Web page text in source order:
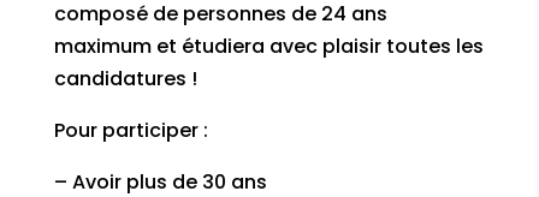
composé de personnes de 24 ans
maximum et étudiera avec plaisir toutes les
candidatures !
Pour participer :
– Avoir plus de 30 ans